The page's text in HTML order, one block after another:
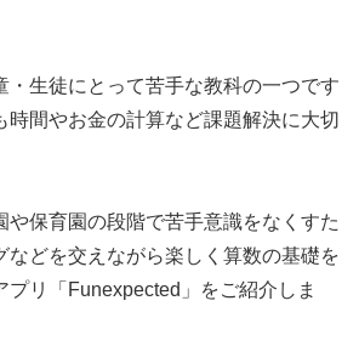
・生徒にとって苦手な教科の一つです
時間やお金の計算など課題解決に大切
や保育園の段階で苦手意識をなくすた
などを交えながら楽しく算数の基礎を
プリ「Funexpected」をご紹介しま